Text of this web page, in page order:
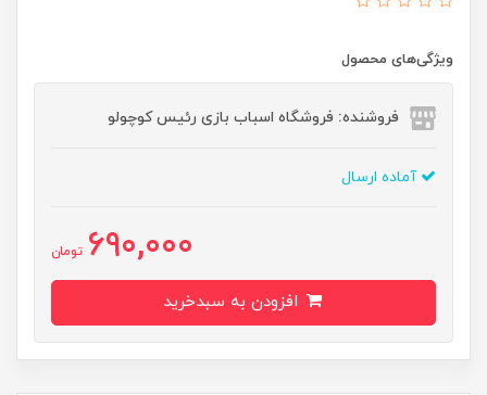
ویژگی‌های محصول
فروشنده: فروشگاه اسباب بازی رئیس کوچولو
آماده ارسال
690,000 تومان